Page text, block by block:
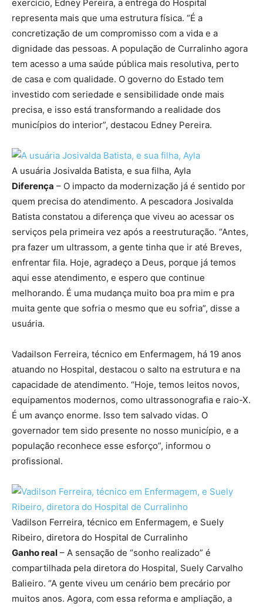
exercício, Edney Pereira, a entrega do Hospital
representa mais que uma estrutura física. “É a
concretização de um compromisso com a vida e a
dignidade das pessoas. A população de Curralinho agora
tem acesso a uma saúde pública mais resolutiva, perto
de casa e com qualidade. O governo do Estado tem
investido com seriedade e sensibilidade onde mais
precisa, e isso está transformando a realidade dos
municípios do interior”, destacou Edney Pereira.
A usuária Josivalda Batista, e sua filha, Ayla
Diferença – O impacto da modernização já é sentido por
quem precisa do atendimento. A pescadora Josivalda
Batista constatou a diferença que viveu ao acessar os
serviços pela primeira vez após a reestruturação. “Antes,
pra fazer um ultrassom, a gente tinha que ir até Breves,
enfrentar fila. Hoje, agradeço a Deus, porque já temos
aqui esse atendimento, e espero que continue
melhorando. É uma mudança muito boa pra mim e pra
muita gente que sofria o mesmo que eu sofria”, disse a
usuária.
Vadailson Ferreira, técnico em Enfermagem, há 19 anos
atuando no Hospital, destacou o salto na estrutura e na
capacidade de atendimento. “Hoje, temos leitos novos,
equipamentos modernos, como ultrassonografia e raio-X.
É um avanço enorme. Isso tem salvado vidas. O
governador tem sido presente no nosso município, e a
população reconhece esse esforço”, informou o
profissional.
Vadilson Ferreira, técnico em Enfermagem, e Suely
Ribeiro, diretora do Hospital de Curralinho
Ganho real – A sensação de “sonho realizado” é
compartilhada pela diretora do Hospital, Suely Carvalho
Balieiro. “A gente viveu um cenário bem precário por
muitos anos. Agora, com essa reforma e ampliação, a